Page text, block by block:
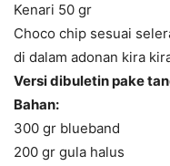
Kenari 50 gr
Choco chip sesuai
di dalam adonan kira
Versi dibuletin pake
Bahan:
300 gr blueband
200 gr gula halus